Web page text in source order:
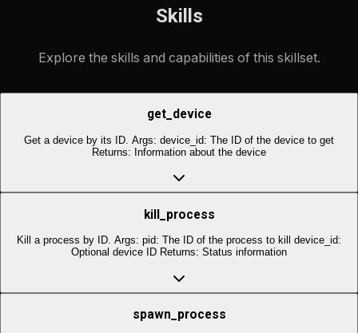
Skills
Explore the skills and capabilities of this skillset.
get_device
Get a device by its ID. Args: device_id: The ID of the device to get
Returns: Information about the device
kill_process
Kill a process by ID. Args: pid: The ID of the process to kill device_id:
Optional device ID Returns: Status information
spawn_process